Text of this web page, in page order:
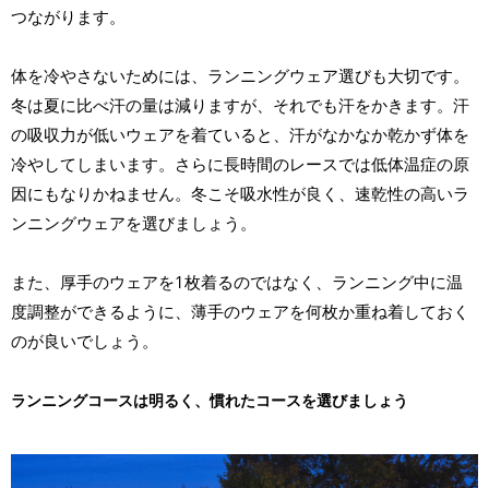
つながります。
体を冷やさないためには、ランニングウェア選びも大切です。
冬は夏に比べ汗の量は減りますが、それでも汗をかきます。汗
の吸収力が低いウェアを着ていると、汗がなかなか乾かず体を
冷やしてしまいます。さらに長時間のレースでは低体温症の原
因にもなりかねません。冬こそ吸水性が良く、速乾性の高いラ
ンニングウェアを選びましょう。
また、厚手のウェアを1枚着るのではなく、ランニング中に温
度調整ができるように、薄手のウェアを何枚か重ね着しておく
のが良いでしょう。
ランニングコースは明るく、慣れたコースを選びましょう